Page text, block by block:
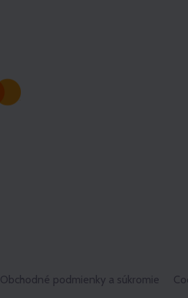
Obchodné podmienky a súkromie